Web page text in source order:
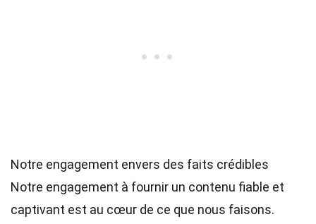
Notre engagement envers des faits crédibles
Notre engagement à fournir un contenu fiable et
captivant est au cœur de ce que nous faisons.